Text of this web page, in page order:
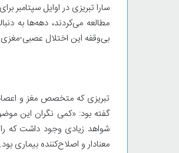
سارا تبریزی در اوایل سپتامبر
مطالعه می‌کردند، دهه‌ها به
بی‌وقفه این اختلال عصبی-مغزی
تبریزی که متخصص مغز و اعصاب
گفته بود: «کمی نگران این
شواهد زیادی وجود داشت که
معنادار و اصلاح‌کننده بیماری بود.